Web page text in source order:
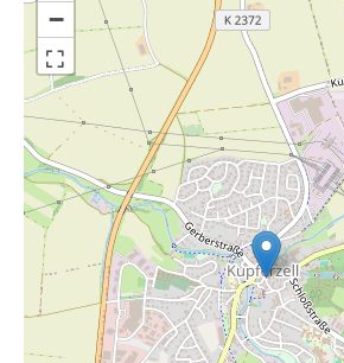
−